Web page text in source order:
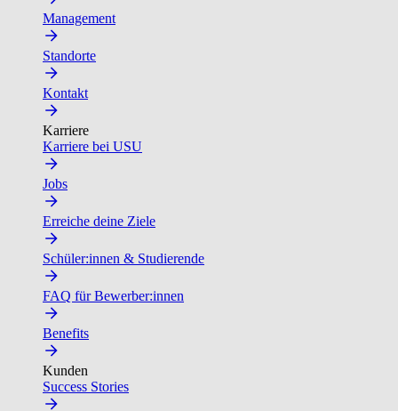
Management
Standorte
Kontakt
Karriere
Karriere bei USU
Jobs
Erreiche deine Ziele
Schüler:innen & Studierende
FAQ für Bewerber:innen
Benefits
Kunden
Success Stories